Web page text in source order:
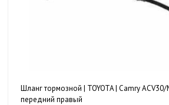
Шланг тормозной | TOYOTA | Camry
передний правый